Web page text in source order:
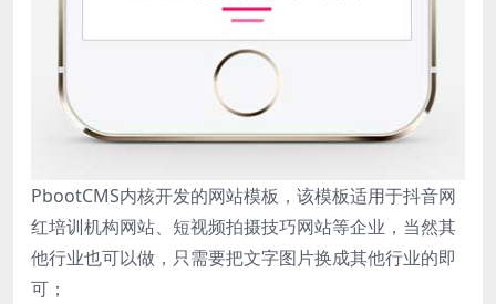
PbootCMS内核开发的网站模板，该模板适用于抖音网
红培训机构网站、短视频拍摄技巧网站等企业，当然其
他行业也可以做，只需要把文字图片换成其他行业的即
可；